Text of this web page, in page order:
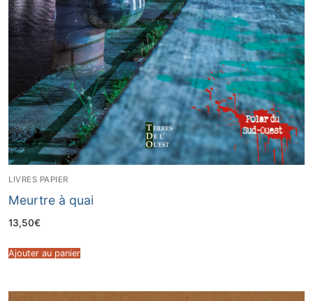
LIVRES PAPIER
Meurtre à quai
13,50€
Ajouter au panier